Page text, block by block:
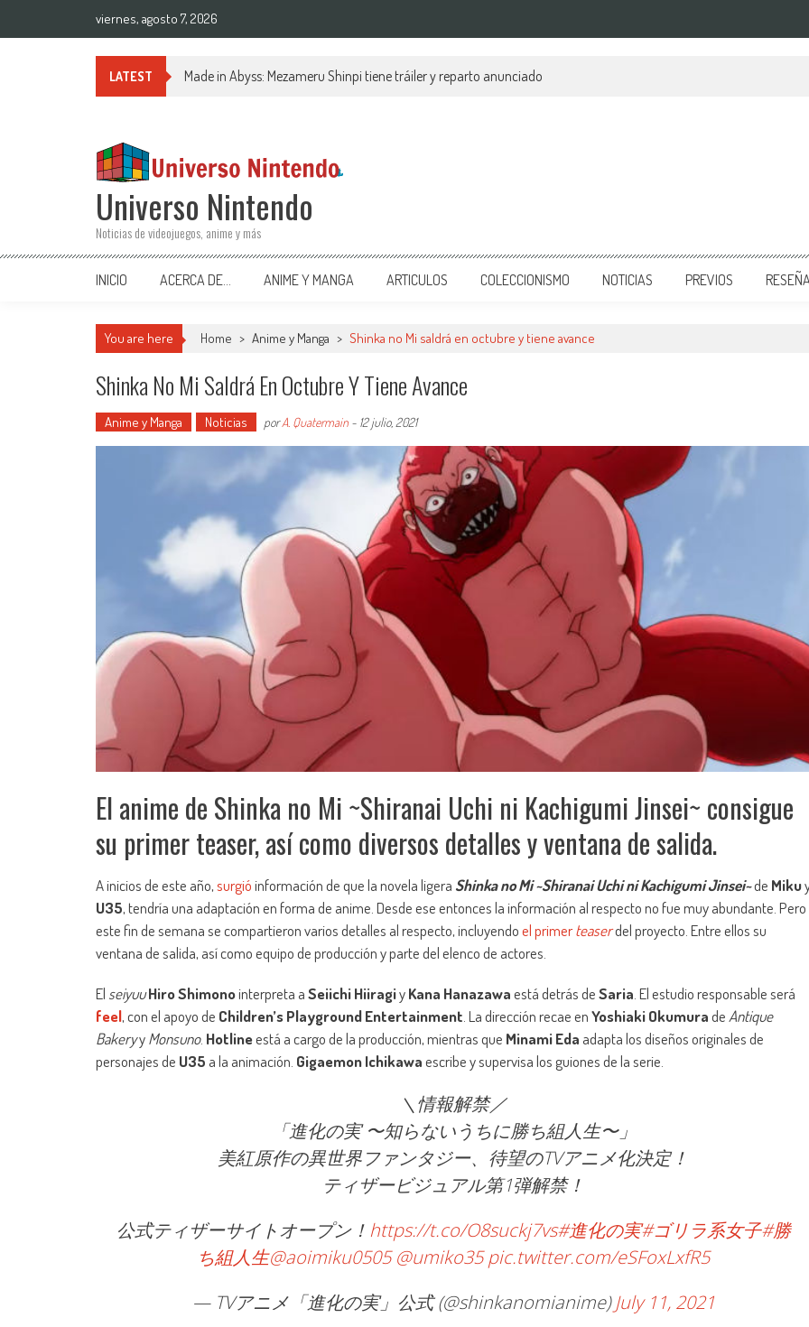
viernes, agosto 7, 2026
LATEST Made in Abyss: Mezameru Shinpi tiene tráiler y reparto anunciado
Universo Nintendo
Noticias de videojuegos, anime y más
INICIO ACERCA DE… ANIME Y MANGA ARTICULOS COLECCIONISMO NOTICIAS PREVIOS
You are here Home > Anime y Manga > Shinka no Mi saldrá en octubre y tiene avance
Shinka No Mi Saldrá En Octubre Y Tiene Avance
Anime y Manga Noticias porA. Quatermain - 12 julio, 2021
El anime de Shinka no Mi ~Shiranai Uchi ni Kachigumi Jinsei~ consigue
su primer teaser, así como diversos detalles y ventana de salida.
A inicios de este año,surgióinformación de que la novela ligera Shinka no Mi ~Shiranai Uchi ni Kachigumi Jinsei~de Miku
U35, tendría una adaptación en forma de anime. Desde ese entonces la información al respecto no fue muy abundante. Pero
este fin de semana se compartieron varios detalles al respecto, incluyendoel primerteaserdel proyecto. Entre ellos su
ventana de salida, así como equipo de producción y parte del elenco de actores.
El seiyuuHiro Shimonointerpreta aSeiichi HiiragiyKana Hanazawaestá detrás deSaria. El estudio responsable será
feel, con el apoyo de Children’s Playground Entertainment. La dirección recae enYoshiaki OkumuradeAntique
BakeryyMonsuno. Hotlineestá a cargo de la producción, mientras que Minami Eda adapta los diseños originales de
personajes de U35 a la animación. Gigaemon Ichikawaescribe y supervisa los guiones de la serie.
＼情報解禁／
「進化の実 〜知らないうちに勝ち組人生〜」
美紅原作の異世界ファンタジー、待望のTVアニメ化決定！
ティザービジュアル第1弾解禁！
公式ティザーサイトオープン！ https://t.co/O8suckj7vs#進化の実#ゴリラ系女子#勝
ち組人生@aoimiku0505 @umiko35 pic.twitter.com/eSFoxLxfR5
— TVアニメ「進化の実」公式 (@shinkanomianime)July 11, 2021